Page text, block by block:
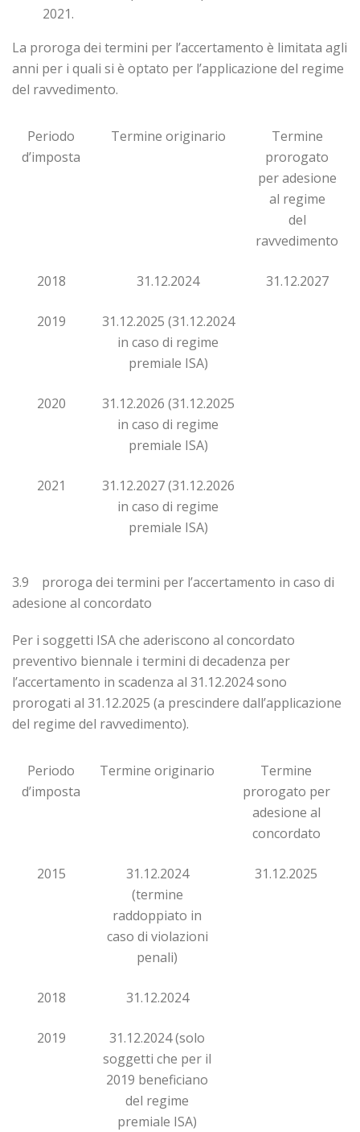
2021.
La proroga dei termini per l’accertamento è limitata agli
anni per i quali si è optato per l’applicazione del regime
del ravvedimento.
Periodo
d’imposta
Termine originario
Termine
prorogato
per adesione
al regime
del
ravvedimento
2018 31.12.2024 31.12.2027
2019
31.12.2025 (31.12.2024
in caso di regime
premiale ISA)
2020
31.12.2026 (31.12.2025
in caso di regime
premiale ISA)
2021
31.12.2027 (31.12.2026
in caso di regime
premiale ISA)
3.9 proroga dei termini per l’accertamento in caso di
adesione al concordato
Per i soggetti ISA che aderiscono al concordato
preventivo biennale i termini di decadenza per
l’accertamento in scadenza al 31.12.2024 sono
prorogati al 31.12.2025 (a prescindere dall’applicazione
del regime del ravvedimento).
Periodo
d’imposta
Termine originario
Termine
prorogato per
adesione al
concordato
2015
31.12.2024
(termine
raddoppiato in
caso di violazioni
penali)
31.12.2025
2018 31.12.2024
2019
31.12.2024 (solo
soggetti che per il
2019 beneficiano
del regime
premiale ISA)